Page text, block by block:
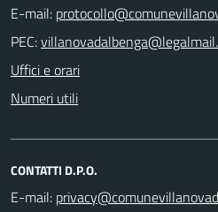
E-mail:
PEC:
Uffici e orari
Numeri utili
CONTATTI D.P.O.
E-mail: